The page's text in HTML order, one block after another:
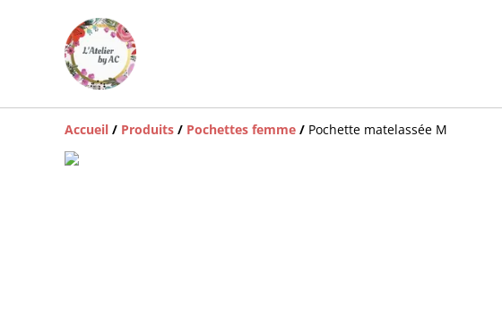
Accueil / Produits / Pochettes femme / Pochette matelassée M